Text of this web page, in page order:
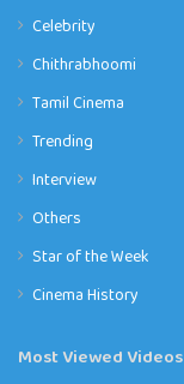
Celebrity
Chithrabhoomi
Tamil Cinema
Trending
Interview
Others
Star of the Week
Cinema History
Most Viewed Videos